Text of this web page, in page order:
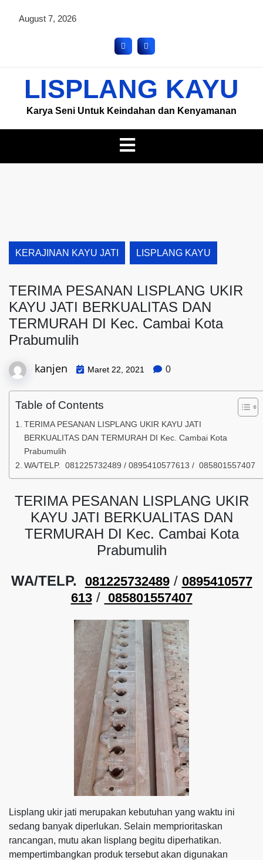
August 7, 2026
LISPLANG KAYU
Karya Seni Untuk Keindahan dan Kenyamanan
KERAJINAN KAYU JATI LISPLANG KAYU
TERIMA PESANAN LISPLANG UKIR
KAYU JATI BERKUALITAS DAN
TERMURAH DI Kec. Cambai Kota
Prabumulih
kanjen Maret 22, 2021 0
Table of Contents
TERIMA PESANAN LISPLANG UKIR KAYU JATI
BERKUALITAS DAN TERMURAH DI Kec. Cambai Kota
Prabumulih
WA/TELP. 081225732489 / 0895410577613 / 085801557407
TERIMA PESANAN LISPLANG UKIR
KAYU JATI BERKUALITAS DAN
TERMURAH DI Kec. Cambai Kota
Prabumulih
WA/TELP. 081225732489/ 0895410577
613/ 085801557407
Lisplang ukir jati merupakan kebutuhan yang waktu ini
sedang banyak diperlukan. Selain memprioritaskan
rancangan, mutu akan lisplang begitu diperhatikan.
mempertimbangkan produk tersebut akan digunakan